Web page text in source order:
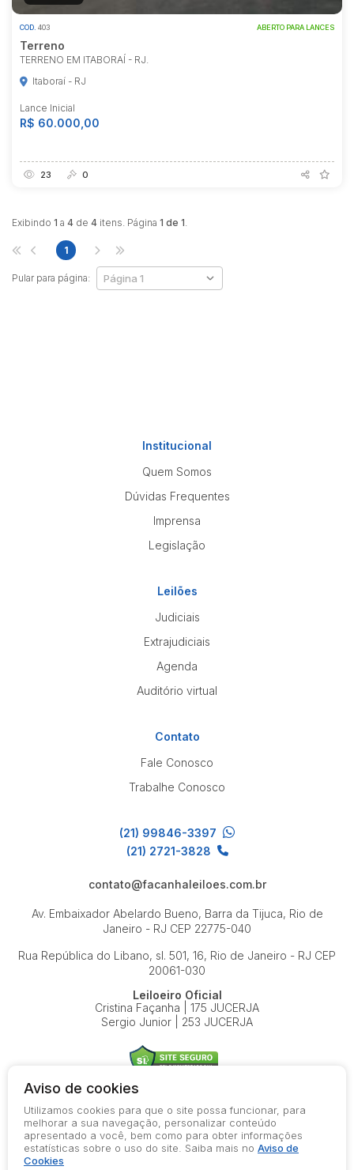
COD. 403 ABERTO PARA LANCES
Terreno
TERRENO EM ITABORAÍ - RJ.
Itaboraí - RJ
Lance Inicial
R$ 60.000,00
23 0
Exibindo 1 a 4 de 4 itens. Página 1 de 1.
Pular para página:
1
Institucional
Quem Somos
Dúvidas Frequentes
Imprensa
Legislação
Leilões
Judiciais
Extrajudiciais
Agenda
Auditório virtual
Contato
Fale Conosco
Trabalhe Conosco
(21) 99846-3397
(21) 2721-3828
contato@facanhaleiloes.com.br
Av. Embaixador Abelardo Bueno, Barra da Tijuca, Rio de
Janeiro - RJ CEP 22775-040
Rua República do Libano, sl. 501, 16, Rio de Janeiro - RJ CEP
20061-030
Leiloeiro Oficial
Cristina Façanha | 175 JUCERJA
Sergio Junior | 253 JUCERJA
© 2026-present - Todos os direitos reservados
Política de Privacidade
Aviso de cookies
Utilizamos cookies para que o site possa funcionar, para
melhorar a sua navegação, personalizar conteúdo
apresentado a você, bem como para obter informações
estatísticas sobre o uso do site. Saiba mais no Aviso de
Cookies